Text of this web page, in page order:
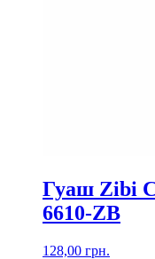
Гуаш Zibi
6610-ZB
128,00 грн.